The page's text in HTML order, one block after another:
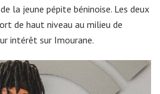
la jeune pépite béninoise. Les deux
de haut niveau au milieu de
intérêt sur Imourane.